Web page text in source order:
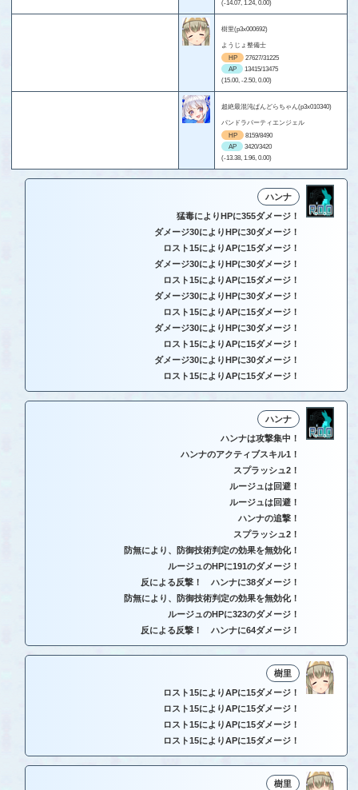
(-14.07, 1.24, 0.00)
樹里(p3x000692)
ようじょ整備士
HP
27627/31225
AP
13415/13475
(15.00, -2.50, 0.00)
超絶最混沌ぱんどらちゃん(p3x010340)
パンドラパーティエンジェル
HP
8159/8490
AP
3420/3420
(-13.38, 1.96, 0.00)
ハンナ
猛毒によりHPに355ダメージ！
ダメージ30によりHPに30ダメージ！
ロスト15によりAPに15ダメージ！
ダメージ30によりHPに30ダメージ！
ロスト15によりAPに15ダメージ！
ダメージ30によりHPに30ダメージ！
ロスト15によりAPに15ダメージ！
ダメージ30によりHPに30ダメージ！
ロスト15によりAPに15ダメージ！
ダメージ30によりHPに30ダメージ！
ロスト15によりAPに15ダメージ！
ハンナ
ハンナは攻撃集中！
ハンナのアクティブスキル1！
スプラッシュ2！
ルージュは回避！
ルージュは回避！
ハンナの追撃！
スプラッシュ2！
防無により、防御技術判定の効果を無効化！
ルージュのHPに191のダメージ！
反による反撃！ ハンナに38ダメージ！
防無により、防御技術判定の効果を無効化！
ルージュのHPに323のダメージ！
反による反撃！ ハンナに64ダメージ！
樹里
ロスト15によりAPに15ダメージ！
ロスト15によりAPに15ダメージ！
ロスト15によりAPに15ダメージ！
ロスト15によりAPに15ダメージ！
樹里